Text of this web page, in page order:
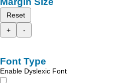
Reset
+
-
Font Type
Enable Dyslexic Font